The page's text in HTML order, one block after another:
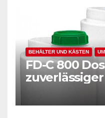
BEHÄLTER UND KÄSTEN
FD-C 800